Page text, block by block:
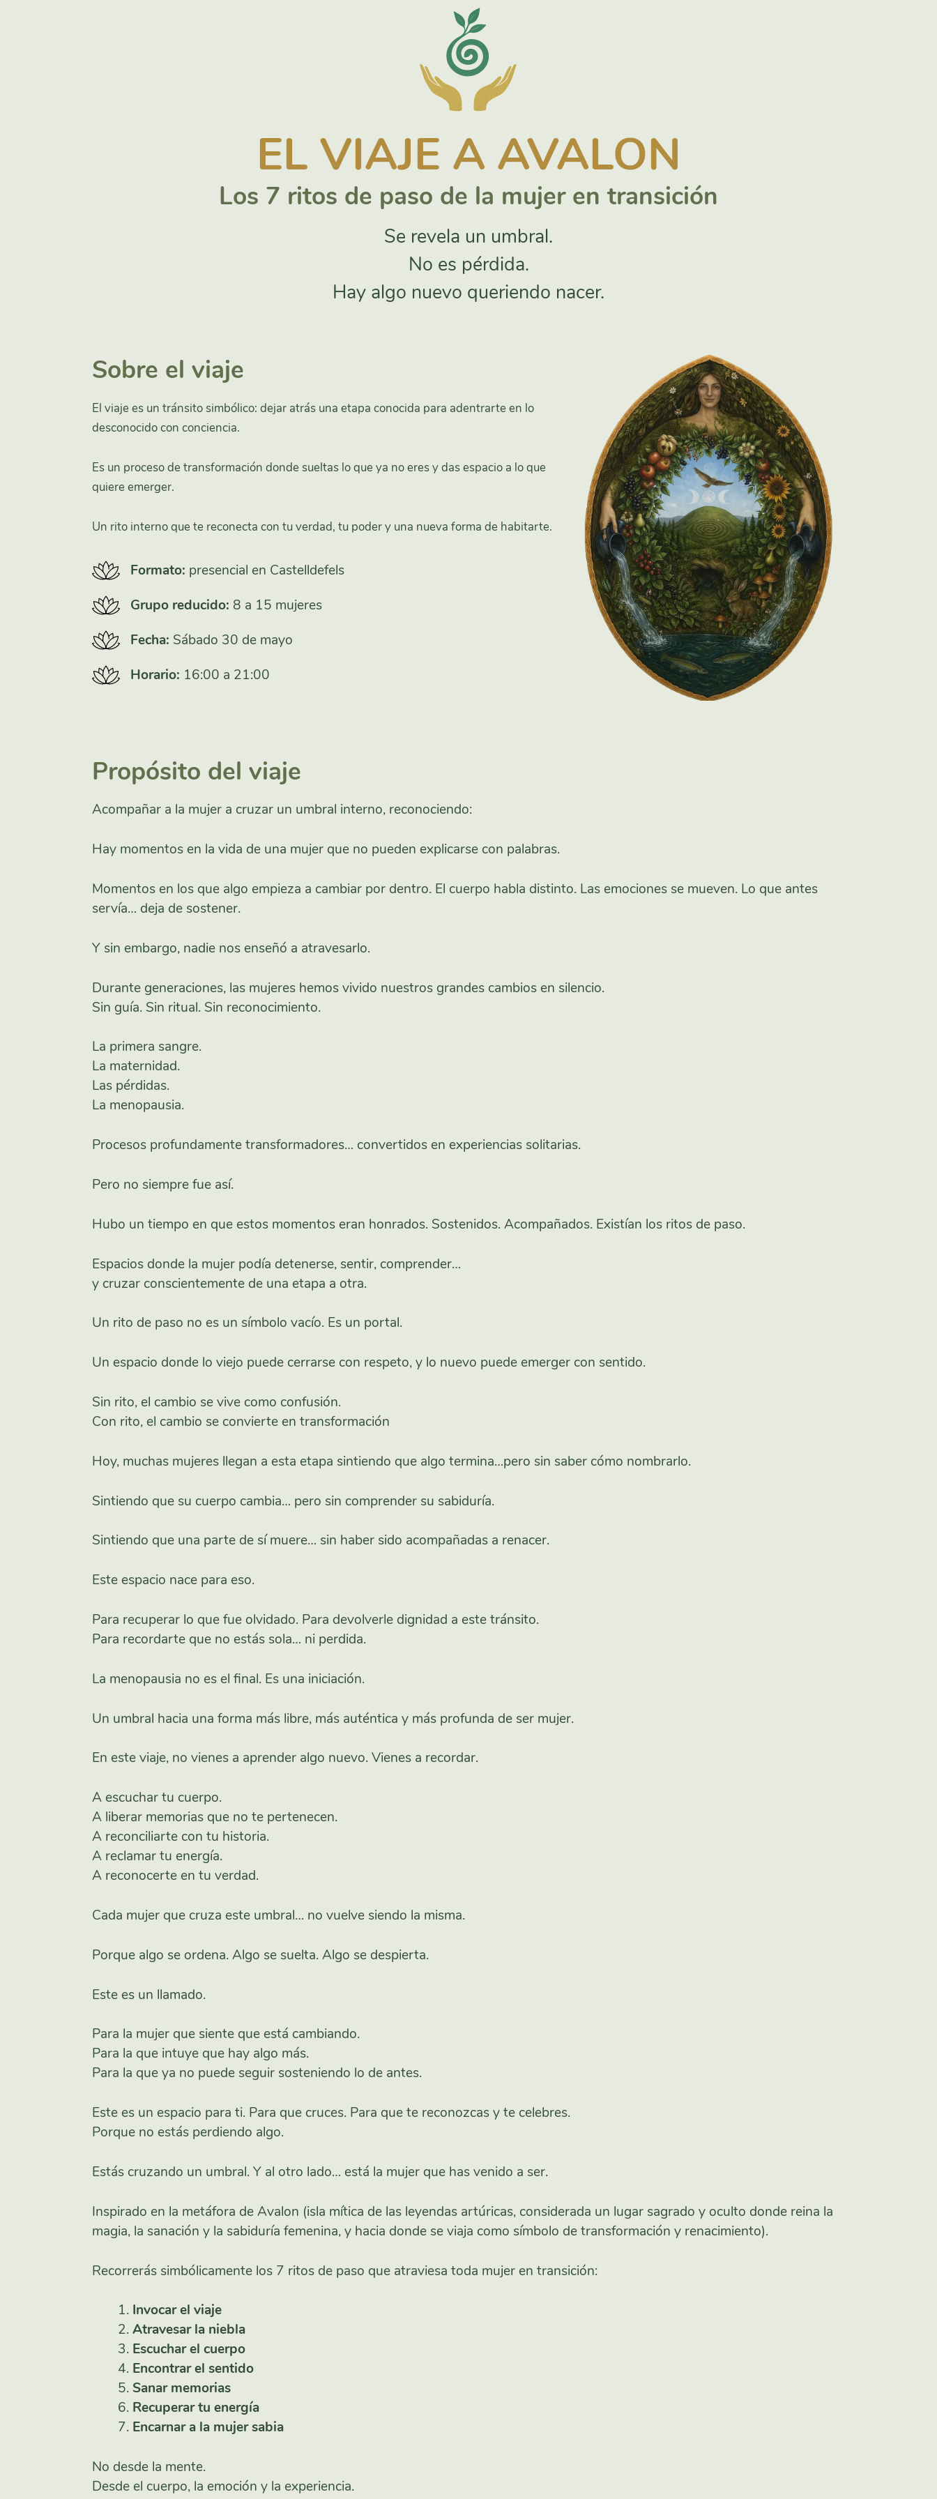
EL VIAJE A AVALON
Los 7 ritos de paso de la mujer en transición
Se revela un umbral.
No es pérdida.
Hay algo nuevo queriendo nacer.
Sobre el viaje
El viaje es un tránsito simbólico: dejar atrás una etapa conocida para adentrarte en lo
desconocido con conciencia.
Es un proceso de transformación donde sueltas lo que ya no eres y das espacio a lo que
quiere emerger.
Un rito interno que te reconecta con tu verdad, tu poder y una nueva forma de habitarte.
Formato: presencial en Castelldefels
Grupo reducido: 8 a 15 mujeres
Fecha: Sábado 30 de mayo
Horario: 16:00 a 21:00
Propósito del viaje
Acompañar a la mujer a cruzar un umbral interno, reconociendo:
Hay momentos en la vida de una mujer que no pueden explicarse con palabras.
Momentos en los que algo empieza a cambiar por dentro. El cuerpo habla distinto. Las emociones se mueven. Lo que antes
servía… deja de sostener.
Y sin embargo, nadie nos enseñó a atravesarlo.
Durante generaciones, las mujeres hemos vivido nuestros grandes cambios en silencio.
Sin guía. Sin ritual. Sin reconocimiento.
La primera sangre.
La maternidad.
Las pérdidas.
La menopausia.
Procesos profundamente transformadores… convertidos en experiencias solitarias.
Pero no siempre fue así.
Hubo un tiempo en que estos momentos eran honrados. Sostenidos. Acompañados. Existían los ritos de paso.
Espacios donde la mujer podía detenerse, sentir, comprender…
y cruzar conscientemente de una etapa a otra.
Un rito de paso no es un símbolo vacío. Es un portal.
Un espacio donde lo viejo puede cerrarse con respeto, y lo nuevo puede emerger con sentido.
Sin rito, el cambio se vive como confusión.
Con rito, el cambio se convierte en transformación
Hoy, muchas mujeres llegan a esta etapa sintiendo que algo termina…pero sin saber cómo nombrarlo.
Sintiendo que su cuerpo cambia… pero sin comprender su sabiduría.
Sintiendo que una parte de sí muere… sin haber sido acompañadas a renacer.
Este espacio nace para eso.
Para recuperar lo que fue olvidado. Para devolverle dignidad a este tránsito.
Para recordarte que no estás sola… ni perdida.
La menopausia no es el final. Es una iniciación.
Un umbral hacia una forma más libre, más auténtica y más profunda de ser mujer.
En este viaje, no vienes a aprender algo nuevo. Vienes a recordar.
A escuchar tu cuerpo.
A liberar memorias que no te pertenecen.
A reconciliarte con tu historia.
A reclamar tu energía.
A reconocerte en tu verdad.
Cada mujer que cruza este umbral… no vuelve siendo la misma.
Porque algo se ordena. Algo se suelta. Algo se despierta.
Este es un llamado.
Para la mujer que siente que está cambiando.
Para la que intuye que hay algo más.
Para la que ya no puede seguir sosteniendo lo de antes.
Este es un espacio para ti. Para que cruces. Para que te reconozcas y te celebres.
Porque no estás perdiendo algo.
Estás cruzando un umbral. Y al otro lado… está la mujer que has venido a ser.
Inspirado en la metáfora de Avalon (isla mítica de las leyendas artúricas, considerada un lugar sagrado y oculto donde reina la
magia, la sanación y la sabiduría femenina, y hacia donde se viaja como símbolo de transformación y renacimiento).
Recorrerás simbólicamente los 7 ritos de paso que atraviesa toda mujer en transición:
Invocar el viaje
Atravesar la niebla
Escuchar el cuerpo
Encontrar el sentido
Sanar memorias
Recuperar tu energía
Encarnar a la mujer sabia
No desde la mente.
Desde el cuerpo, la emoción y la experiencia.